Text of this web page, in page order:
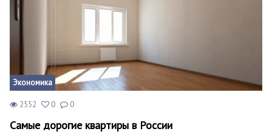
Экономика
2552 0 0
Самые дорогие квартиры в России